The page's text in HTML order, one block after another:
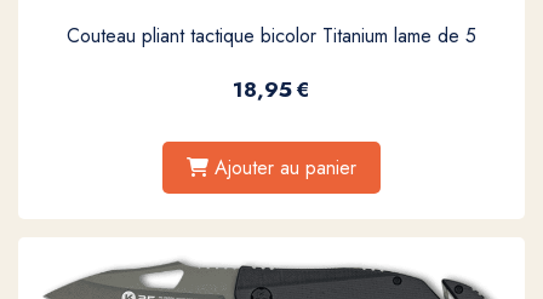
Couteau pliant tactique bicolor Titanium lame de 5
18,95€
Ajouter au panier